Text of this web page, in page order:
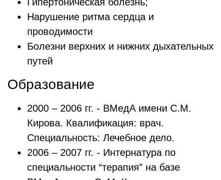
Нарушение ритма сердца и
проводимости
Болезни верхних и нижних дыхательных
путей
Образование
2000 – 2006 гг. - ВМедА имени С.М.
Кирова. Квалификация: врач.
Специальность: Лечебное дело.
2006 – 2007 гг. - Интернатура по
специальности “терапия” на базе